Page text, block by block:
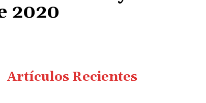
2020
Artículos Recientes